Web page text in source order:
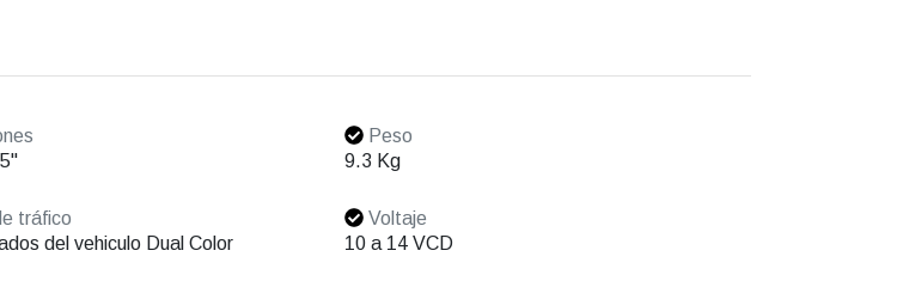
Peso
9.3 Kg
tráfico
del vehiculo Dual Color
Voltaje
10 a 14 VCD